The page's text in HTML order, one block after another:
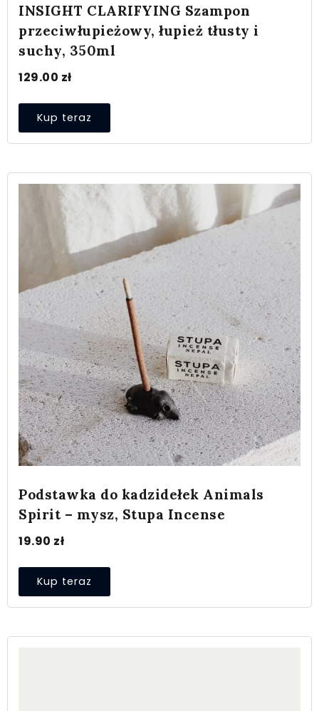
INSIGHT CLARIFYING Szampon
przeciwłupieżowy, łupież tłusty i
suchy, 350ml
129.00 zł
Kup teraz
Podstawka do kadzidełek Animals
Spirit – mysz, Stupa Incense
19.90 zł
Kup teraz